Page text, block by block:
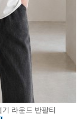
라운드 반팔티